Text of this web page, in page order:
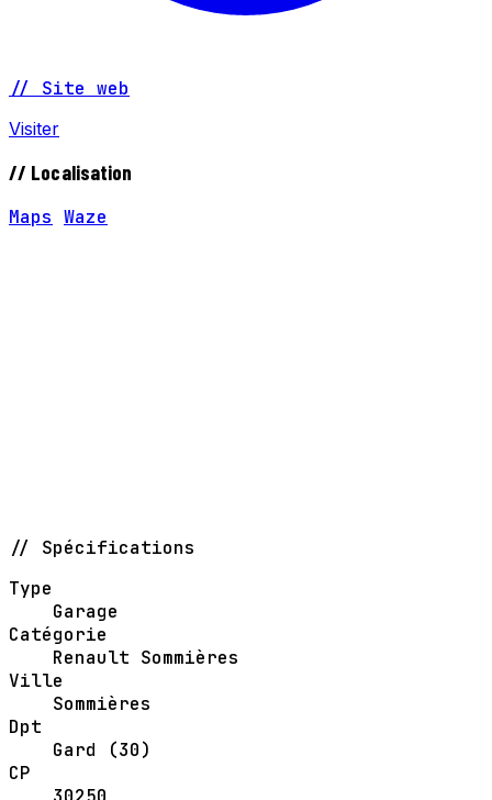
// Site web
Visiter
// Localisation
Maps Waze
// Spécifications
Type
Garage
Catégorie
Renault Sommières
Ville
Sommières
Dpt
Gard (30)
CP